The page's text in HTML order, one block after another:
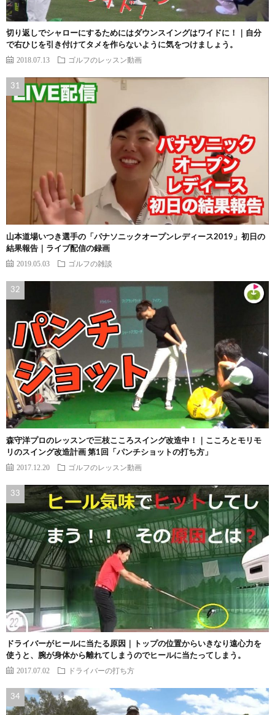
切り返しでシャローにするためにはダウンスイングはワイドに！｜自分
で右ひじを引き付けてタメを作らないように気をつけましょう。
2018.07.13 ゴルフのレッスン動画
山本道場いつき選手の「パナソニックオープンレディース2019」初日の
結果報告｜ライブ配信の録画
2019.05.03 ゴルフの雑談
森守洋プロのレッスンで三枝こころスイング改造中！｜こころとモリモ
リのスイング改造計画 第1回「パンチショットの打ち方」
2017.12.20 ゴルフのレッスン動画
ドライバーがヒールに当たる原因｜トップの位置からいきなり遠心力を
使うと、腕が身体から離れてしまうのでヒールに当たってしまう。
2017.07.02 ドライバーの打ち方